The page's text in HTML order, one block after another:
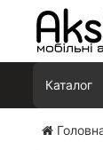
Каталог